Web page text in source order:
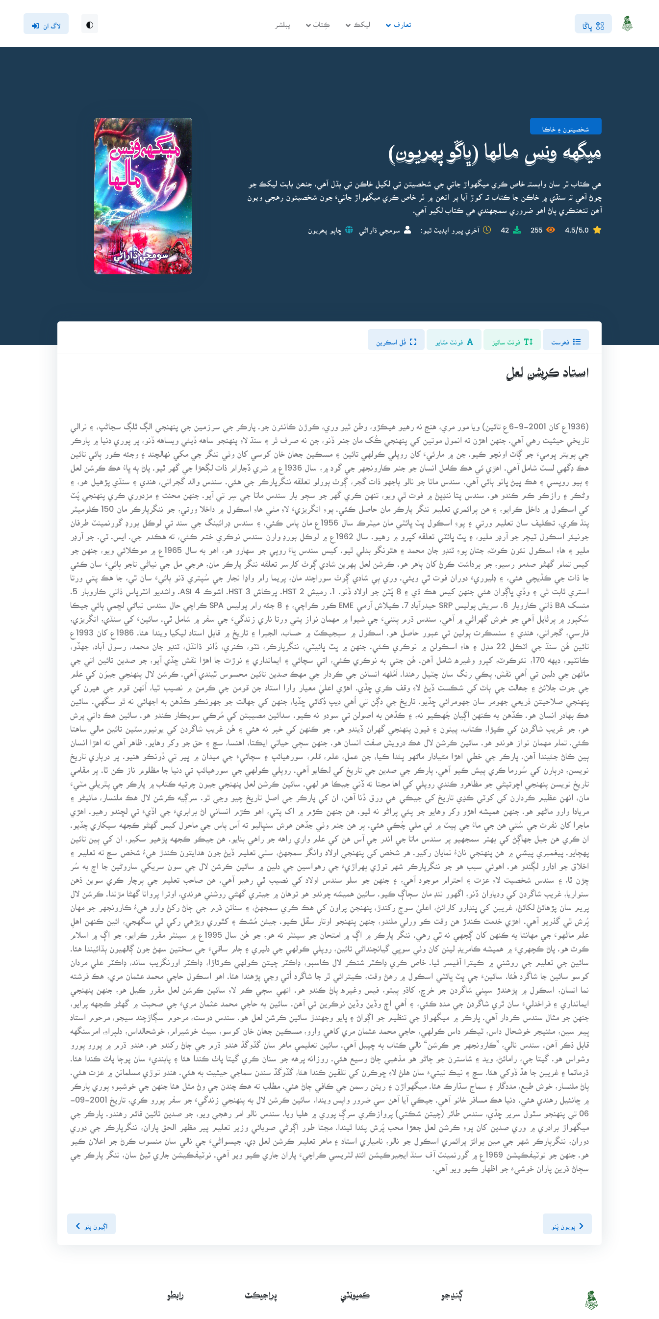
ڀاڱا تعارف ليکڪ ڪِتابَ پبلشر لاگ ان
شخصيتون ۽ خاڪا
ميگهه ونس مالها (ڀاڱو پهريون)
ھي ڪتاب ٿر سان وابستہ خاص ڪري ميگهواڙ جاتي جي شخصيتن تي لکيل خاڪن تي ٻڌل آهي، جنھن بابت ليکڪ جو
چوڻ آهي تہ سنڌي ۾ خاڪن جا ڪتاب تہ کوڙ آيا پر انھن ۾ ٿر خاص ڪري ميگهواڙ جاتيءَ جون شخصيتون رهجي ويون
آھن تنھنڪري پاڻ اهو ضروري سمجهندي هي ڪتاب لکيو آهي.
4.5/5.0
255
42 آخري ڀيرو اپڊيٽ ٿيو: سومجي ڌاراڻي ڇاپو پھريون
فونٽ سائيز فونٽ مٽايو فُل اسڪرين
استاد ڪرشن لعل
(1936ع کان 2001-9-6ع تائين) ويا مور مري، هنج نه رهيو هيڪڙو، وطن ٿيو وري، ڪوڙن ڪانئرن جو. پارڪر جي سرزمين جي پنهنجي الڳ ٿلڳ سڃاڻپ، ۽ نرالي
تاريخي حيثيت رهي آهي. جنهن اهڙن ته انمول موتين کي پنهنجي ڪُک مان جنم ڏنو، جن نه صرف ٿر ۽ سنڌ لاءِ پنهنجو ساهه ڏيئي ويساهه ڏنو، پر پوري دنيا ۾ پارڪر
جي پويتر ڀوميءَ جو ڳاٽ اونچو ڪيو. جن ۾ مارئيءَ کان روپلي ڪولهي تائين ۽ مسڪين جھان خان کوسي کان وٺي ننگر جي مکي نهالچند ۽ وجئه ڪور ٻائي تائين
هڪ ڊگهي لسٽ شامل آهي. اهڙي ئي هڪ ڪامل انسان جو جنم ڪارونجهر جي گود ۾، سال 1936ع ۾ شري ڏجارام ذات لڳھڙا جي گهر ٿيو. پاڻ ٻه ڀاءُ هڪ ڪرشن لعل
۽ ٻيو روپسي ۽ هڪ ڀيڻ ڀانو ٻائي آهي. سندس ماتا جو نالو ٻاجهو ذات گجر، ڳوٺ ٻورلو تعلقه ننگرپارڪر جي هئي. سندس والد گجراتي، هندي ۽ سنڌي پڙهيل هو، ۽
وڻڪر ۽ رازڪو ڪم ڪندو هو. سندس پتا ننڍپڻ ۾ فوت ٿي ويو، تنهن ڪري گهر جو سڄو بار سندس ماتا جي سِر تي آيو. جنهن محنت ۽ مزدوري ڪري پنهنجي پُٽ
کي اسڪول ۾ داخل ڪرايو، ۽ هن پرائمري تعليم ننگر پارڪر مان حاصل ڪئي. پوءِ انگريزيءَ لاءِ مٺي هاءِ اسڪول ۾ داخلا ورتي، جو ننگرپارڪر مان 150 ڪلوميٽر
پنڌ ڪري، تڪليف سان تعليم ورتي ۽ پوءِ اسڪول ڀٽ ڀائٽي مان ميٽرڪ سال 1956ع مان پاس ڪئي، ۽ سندس ڊرائينگ جي سند تي لوڪل بورڊ گورنمينٽ طرفان
جونيئر اسڪول ٽيچر جو آرڊر مليو، ۽ ڀٽ ڀائٽي تعلقه کپرو ۾ رهيو. سال 1962ع ۾ لوڪل بورڊ وارن سندس نوڪري ختم ڪئي، ته هڪدم جي. ايس. ٽي. جو آرڊر
مليو ۽ هاءِ اسڪول نئون ڪوٽ، جتان پوءِ ٽنڊو جان محمد ۽ هٿونگو بدلي ٿيو. کيس سندس ڀاءُ روپي جو سهارو هو، اهو به سال 1965ع ۾ موڪلائي ويو، جنهن جو
کيس تمام گهڻو صدمو رسيو، جو برداشت ڪرڻ کان ٻاهر هو. ڪرشن لعل پهرين شادي ڳوٺ کارسر تعلقه ننگر پارڪر مان، هرجي مل جي نياڻي تاجو ٻائيءَ سان ڪئي
جا ذات جي ڪڏيچي هئي، ۽ ڊليوريءَ دوران فوت ٿي ويئي. وري ٻي شادي ڳوٺ سوراچند مان، پريما رام واڍا نجار جي سُپتري ڌنو ٻائيءَ سان ٿي، جا هڪ پتي ورتا
منسک BA ذاتي ڪاروبار 6. سريش پوليس SRP حيدرآباد 7. ڪيلاش آرمي EME ڪور ڪراچي، ۽ 8 جئه رام پوليس SPA ڪراچي حال سندس نياڻي لڇمي ٻائي جيڪا
سُکپور ۾ پرڻايل آهي جو خوش گهراڻي ۾ آهي. سندس ڌرم پتنيءَ جي شيوا ۾ مهمان نواز پتي ورتا ناري زندگيءَ جي سفر ۾ شامل ٿي. سائينءَ کي سنڌي، انگريزي،
تائين هُن سنڌ جي اٽڪل 22 مڊل ۽ هاءِ اسڪولن ۾ نوڪري ڪئي. جنهن ۾ ڀٽ ڀائيٽي، ننگرپارڪر، ٺٽو، ڪنري، ڏانو ڌانڌل، ٽنڊو جان محمد، رسول آباد، جهڏو،
ڪانٽيو، ديهه 170، نئوڪوٽ، کپرو وغيره شامل آهن. هُن جتي به نوڪري ڪئي، اتي سچائي ۽ ايمانداري ۽ نوڙت جا اهڙا نقش ڇڏي آيو، جو صدين تائين اتي جي
ماڻهن جي دلين تي اُهي نقش، پڪي رنگ سان چٽيل رهندا. اَمُلهه انسانن جي ڪردار جي مهڪ صدين تائين محسوس ٿيندي آهي. ڪرشن لال پنهنجي جيوَن کي علم
جي جوت جلائڻ ۽ جھالت جي ٻاٽ کي شڪست ڏيڻ لاءِ وقف ڪري ڇڏي. اهڙي اعليٰ معيار وارا استاد جن قومن جي ڪرمن ۾ نصيب ٿيا، اُنهن قوم جي هيرن کي
پنهنجي صلاحيتن ذريعي جهومر سان جهومرائي ڇڏيو. تاريخ جي دڳن تي اُهي ديپ دُکائي ڇڏيا، جنهن کي جهالت جو جهونڪو ڪڏهن به اجهائي نه ٿو سگهي. سائين
هڪ بهادر انسان هو. ڪڏهن به ڪنهن اڳيان جُهڪيو نه، ۽ ڪڏهن به اصولن تي سودو نه ڪيو. سدائين مصيبتن کي مُرڪي سويڪار ڪندو هو. سائين هڪ داني پرش
هو، جو غريب شاگردن کي ڪپڙا، ڪتاب، پينون ۽ فيون پنهنجي گهران ڏيندو هو، جو ڪنهن کي خبر نه هئي ۽ هُن غريب شاگردن کي يونيورسٽين تائين مالي ساهتا
ڪئي. تمام مهمان نواز هوندو هو. سائين ڪرشن لال هڪ درويش صفت انسان هو. جنهن سڄي حياتي ايڪتا، اهنسا، سچ ۽ حق جو وکر وهايو. ظاهر آهي ته اهڙا انسان
ٻين ڪاڻ جئيندا آهن. پارڪر جي خطي اهڙا مڻيادار ماڻهو پئدا ڪيا، جن عمل، علم، قلم، سورهيائپ ۽ سچائيءَ جي ميدان ۾ ڀير تي ڏونڪو هنيو. پر درٻاري تاريخ
نويسن، درٻارن کي سُورما ڪري پيش ڪيو آهي. پارڪر جي صدين جي تاريخ کي لڪايو آهي. روپلي ڪولهي جي سورهيائپ تي دنيا جا مظلوم ناز ڪن ٿا. پر مقامي
تاريخ نويسن پنهنجي اڇوتپڻي جو مظاهرو ڪندي روپلي کي اها مڃتا نه ڏني جيڪا هو لهي. سائين ڪرشن لعل پنهنجي جيون چرتيه ڪتاب ۾ پارڪر جي پٿريلي مٽيءَ
مان، انهن عظيم ڪردارن کي کوٽي ڪڍي تاريخ کي جيڪي هي ورق ڏنا آهن، ان کي پارڪر جي اصل تاريخ چيو وڃي ٿو. سرڳيه ڪرشن لال هڪ ملنسار، ماٺيڻو ۽
مريادا وارو ماڻهو هو. جنهن هميشه اهڙو وکر وهايو جو پئي پراڻو نه ٿيو. هن جنهن ڪڙم ۾ اک پٽي، اهو ڪڙم انساني اڻ برابريءَ جي اڏيءَ تي لڇندو رهيو. اهڙي
ماجرا کان نفرت جي سُتي هن جي ماءُ جي پيٽ ۾ ئي ملي چُڪي هئي. پر هن جنم وٺي جڏهن هوش سنڀاليو ته آس پاس جي ماحول کيس گهڻو ڪجهه سيکاري ڇڏيو.
ان ڪري هن جبل جهاڳڻ کي بهتر سمجهيو پر سندس ماتا جي اندر جي آس هن کي علم واري راهه جو راهي بنايو. هن جيڪو ڪجهه پڙهيو سکيو، ان کي ٻين تائين
پهچايو. پيغمبري پيشي ۾ هن پنهنجي نانءُ نمايان رکيو. هر شخص کي پنهنجي اولاد وانگر سمجهڻ، سٺي تعليم ڏيڻ جون هدايتون ڪندڙ هيءُ شخص سچ ته تعليم ۽
اخلاق جو ادارو لڳندو هو. اهوئي سبب هو جو ننگرپارڪر شهر توڙي ٻهراڙيءَ جي رهواسين جي دلين ۾ سائين ڪرشن لال جي سون سريکي ساروڻين جا اڄ به سُر
ڇڙن ٿا، ۽ سندس شخصيت لاءِ عزت ۽ احترام موجود آهي، ۽ جنهن جو سلو سندس اولاد کي نصيب ٿي رهيو آهي. هن صاحب تعليم جي پرچار ڪري سوين ذهن
سنواريا، غريب شاگردن کي ودياوان ڏنو، اگهور ننڊ مان سڄاڳ ڪيو. سائين هميشه چوندو هو توهان ۾ جيتري گهڻي روشني هوندي، اوترا پروانا گهڻا مڙندا. ڪرشن لال
پريم سان پڙهائڻ لکائڻ، غريبن کي ڀنڊارو کارائڻ، اعليٰ سوچ رکندڙ، پنهنجن پراون کي هڪ ڪري سمجهڻ، ۽ سناتن ڌرم جي ڄاڻ رکڻ وارو هيءُ ڪارونجهر جو مهان
پُرش ٿي گذريو آهي. اهڙي خدمت ڪندڙ هن وقت ڪو ورلي ملندو، جنهن پنهنجو اوتار سڦل ڪيو. جيئن مُشڪ ۽ کٿوري ويڙهي رکي ٿي سگهجي، ائين ڪنهن اهلِ
علم ماڻهوءَ جي مهانتا به ڪنهن کان ڳجهي نه ٿي رهي. ننگر پارڪر ۾ اڳ ۾ امتحان جو سينٽر نه هو، جو هُن سال 1995ع ۾ سينٽر مقرر ڪرايو، جو اڳ ۾ اسلام
ڪوٽ هو. پاڻ ڪچهريءَ ۾ هميشه ڪامريڊ لينن کان وٺي سوڀي گيانچنداڻي تائين، روپلي ڪولهي جي دليري ۽ ڄام ساقيءَ جي سختين سهڻ جون ڳالهيون ٻڌائيندا هئا.
سائين جي تعليم جي روشني ۾ ڪيترا آفيسر ٿيا. خاص ڪري ڊاڪٽر شنڪر لال ڪاسبو، ڊاڪٽر چيتن ڪولهي ڪوئاڙا، ڊاڪٽر اورنگزيب ساند، ڊاڪٽر علي مردان
کوسو سائين جا شاگرد هُئا. سائينءَ جي ڀٽ ڀائٽي اسڪول ۾ رهڻ وقت، ڪيترائي ٿر جا شاگرد اُتي وڃي پڙهندا هئا. اهو اسڪول حاجي محمد عثمان مري، هڪ فرشته
نما انسان، اسڪول ۾ پڙهندڙ سڀني شاگردن جو خرچ، کاڌو پيتو، فيس وغيره پاڻ ڪندو هو. انهي سڄي ڪم لاءِ سائين ڪرشن لعل مقرر ڪيل هو، جنهن پنهنجي
ايمانداري ۽ فراخدليءَ سان ٿري شاگردن جي مدد ڪئي، ۽ اُهي اڄ وڏين وڏين نوڪرين تي آهن. سائين به حاجي محمد عثمان مريءَ جي صحبت ۾ گهڻو ڪجهه پرايو،
جنهن جو مثال سندس ڪردار آهي. پارڪر ۾ ميگهواڙ جي تنظيم جو اڳواڻ ۽ پايو وجهندڙ سائين ڪرشن لعل هو. سندس دوست، مرحوم سڳاڙچند سيجو، مرحوم استاد
ڀيم سين، مئنيجر خوشحال داس، ٽيڪم داس ڪولهي، حاجي محمد عثمان مري کاهي وارو، مسڪين جھان خان کوسو، سيٺ خوشيرام، خوشحالداس، دلپراءِ، امرسنگهه
قابل ذڪر آهن. سندس نالي، ”ڪارونجهر جو ڪرشن“ نالي ڪتاب به ڇپيل آهي. سائين تعليمي ماهر سان گڏوگڏ هندو ڌرم جي ڄاڻ رکندو هو. هندو ڌرم ۾ پورو پورو
وشواس هو. گيتا جي، رامائڻ، ويد ۽ شاسترن جو ڄاڻو هو مذهبي ڄاڻ وسيع هئي. روزانه پرهه جو سنان ڪري گيتا پاٺ ڪندا هئا ۽ پابنديءَ سان پوڄا پاٽ ڪندا هئا.
ڌرماتما ۽ غريبن جا هڏ ڏوکي هئا. سچ ۽ نيڪ نيتيءَ سان هلڻ لاءِ ڇوڪرن کي تلقين ڪندا هئا، گڏوگڏ سندن سماجي حيثيت به هئي. هندو توڙي مسلمانن ۾ عزت هئي.
پاڻ ملنسار، خوش طبع، مددگار ۽ سماج سڌارڪ هئا. ميگهواڙن ۽ ريتن رسمن جي ڪافي ڄاڻ هئي. مطلب ته هڪ چندن جي وڻ مثل هئا جنهن جي خوشبوءِ پوري پارڪر
06 تي پنهنجو سٿول سرير ڇڏي، سندس طائر (چيتن شڪتي) پروازڪري سرڳ پوري ۾ هليا ويا. سندس نالو امر رهجي ويو، جو صدين تائين قائم رهندو. پارڪر جي
ميگهواڙ برادري ۾ وري صدين کان پوءِ ڪرشن لعل جھڙا محب پُرش پئدا ٿيندا. مڃتا طور اڳوڻي صوبائي وزير تعليم پير مظهر الحق پاران، ننگرپارڪر جي دوري
دوران، ننگرپارڪر شهر جي مين بوائز پرائمري اسڪول جو نالو، نامياري استاد ۽ ماهر تعليم ڪرشن لعل ڊي. جيسواڻيءَ جي نالي سان منسوب ڪرڻ جو اعلان ڪيو
هو. جنهن جو نوٽيفڪيشن 1969ع ۾ گورنمينٽ آف سنڌ ايجيوڪيشن ائنڊ لٽريسي ڪراچيءَ پاران جاري ڪيو ويو آهي. نوٽيفڪيشن جاري ٿيڻ سان، ننگر پارڪر جي
سڄاڻ ڌرين پاران خوشيءَ جو اظهار ڪيو ويو آهي.
پويون پَنو اڳيون پنو
ڳنڍجو ڪميونٽي پراجيڪٽ رابطو